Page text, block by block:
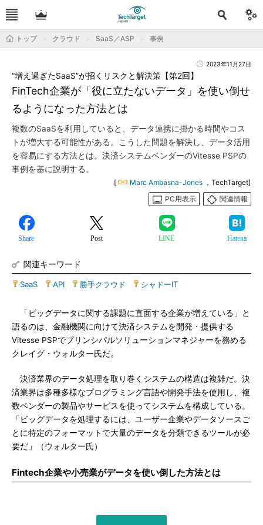
トップ クラウド SaaS／ASP 事例
2023年11月27日
FinTech企業が「役に立たないデータ」を使い倒せ
るようになった方法とは
“増え過ぎたSaaS”が招くリスクと解決策【第2回】
複数のSaaSを利用していると、データ連携に掛かる時間やコス
トが増大する可能性がある。こうした問題を解決し、データ活用
を容易にする方法とは。決済システムベンダーのVitesse PSPの
事例を基に説明する。
[ Marc Ambasna-Jones ，TechTarget]
PC用表示
関連情報
Share Post LINE Hatena
関連キーワード
SaaS API 勝手クラウド シャドーIT
「ビッグデータに関する課題に直面する企業が増えている」と
語るのは、金融機関に向けて決済システムを開発・提供する
Vitesse PSPでプリンシパルソリューションマネジャーを務める
クレイグ・ウォルター氏だ。
決済業界のデータ処理を取り巻くシステムの構造は複雑だ。決
済業界は多種多様なプログラミング言語や開発手法を使用し、複
数ベンダーの製品やサービスを使ってシステムを構成している。
「ビッグデータを処理するには、ユーザー企業やデータソースご
とに特定のフォーマットで大量のデータを分類できるツールが必
要だ」（ウォルター氏）
Fintech企業や小売業がデータを使い倒した方法とは